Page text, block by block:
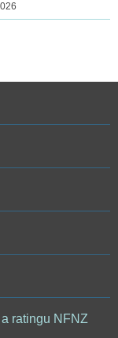
ratingu NFNZ